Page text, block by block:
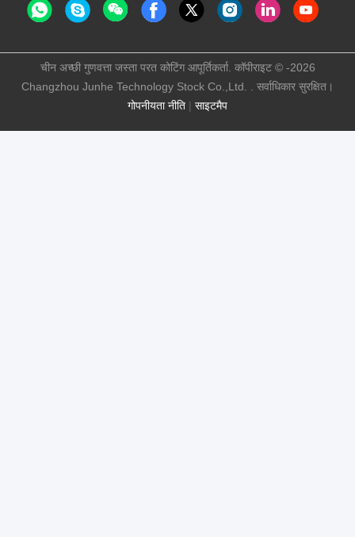
गोपनीयता नीति | साइटमैप
चीन अच्छी गुणवत्ता जस्ता परत कोटिंग आपूर्तिकर्ता. कॉपीराइट © -2026
Changzhou Junhe Technology Stock Co.,Ltd. . सर्वाधिकार सुरक्षित।